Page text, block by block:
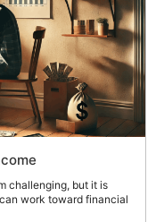
challenging, but it is
work toward financial